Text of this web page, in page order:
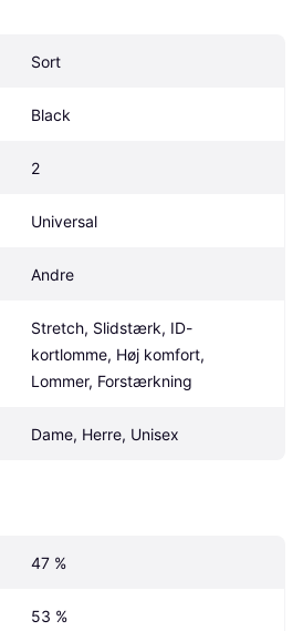
Sort
Black
2
Universal
Andre
Stretch, Slidstærk, ID-
kortlomme, Høj komfort,
Lommer, Forstærkning
Dame, Herre, Unisex
47 %
53 %